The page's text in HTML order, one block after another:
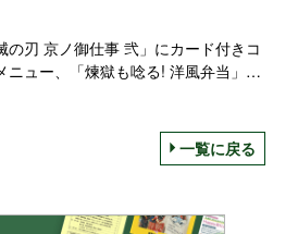
の刃 京ノ御仕事 弐」にカード付きコ
ニュー、「煉獄も唸る! 洋風弁当」
一覧に戻る